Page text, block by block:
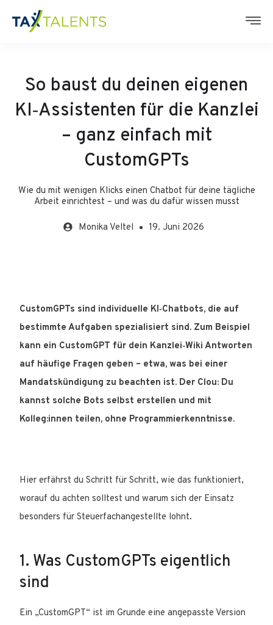
So baust du deinen eigenen
KI‑Assistenten für die Kanzlei
– ganz einfach mit
CustomGPTs
Wie du mit wenigen Klicks einen Chatbot für deine tägliche
Arbeit einrichtest – und was du dafür wissen musst
Monika Veltel 19. Juni 2026
CustomGPTs sind individuelle KI‑Chatbots, die auf
bestimmte Aufgaben spezialisiert sind. Zum Beispiel
kann ein CustomGPT für dein Kanzlei‑Wiki Antworten
auf häufige Fragen geben – etwa, was bei einer
Mandatskündigung zu beachten ist. Der Clou: Du
kannst solche Bots selbst erstellen und mit
Kolleg:innen teilen, ohne Programmierkenntnisse.
Hier erfährst du Schritt für Schritt, wie das funktioniert,
worauf du achten solltest und warum sich der Einsatz
besonders für Steuerfachangestellte lohnt.
1. Was CustomGPTs eigentlich
sind
Ein „CustomGPT“ ist im Grunde eine angepasste Version